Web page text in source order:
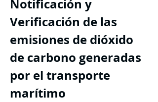
Notificación y
Verificación de las
emisiones de dióxido
de carbono generadas
por el transporte
marítimo